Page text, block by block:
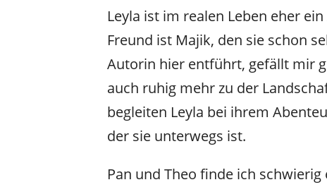
Leyla ist im realen Leben eher
Freund ist Majik, den sie schon
Autorin hier entführt, gefällt mir
auch ruhig mehr zu der
begleiten Leyla bei ihrem
der sie unterwegs ist.
Pan und Theo finde ich